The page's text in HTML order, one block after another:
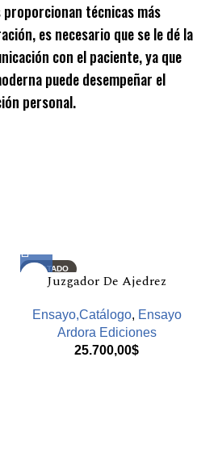
técnicas más
es necesario que se le dé la
con el paciente, ya que
puede desempeñar el
personal.
AGOTADO
Juzgador De Ajedrez
Ensayo,Catálogo, Ensayo
Ardora Ediciones
25.700,00$